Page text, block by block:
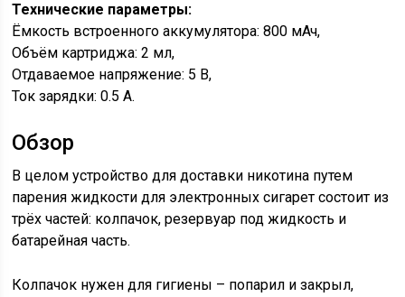
Технические параметры:
Ёмкость встроенного аккумулятора: 800 мАч,
Объём картриджа: 2 мл,
Отдаваемое напряжение: 5 В,
Ток зарядки: 0.5 А.
Обзор
В целом устройство для доставки никотина путем
парения жидкости для электронных сигарет состоит из
трёх частей: колпачок, резервуар под жидкость и
батарейная часть.
Колпачок нужен для гигиены – попарил и закрыл,